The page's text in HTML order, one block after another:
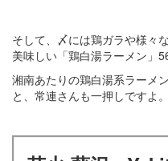
そして、〆には鶏ガラや様々
美味しい「鶏白湯ラーメン」
湘南あたりの鶏白湯系ラーメ
と、常連さんも一押しですよ。